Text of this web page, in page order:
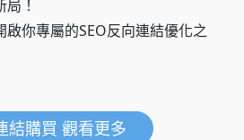
！
啟你專屬的SEO反向連結優化之
結購買 觀看更多